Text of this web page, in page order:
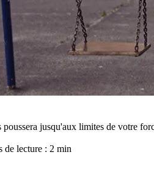
jusqu'aux limites de votre
de lecture : 2 min